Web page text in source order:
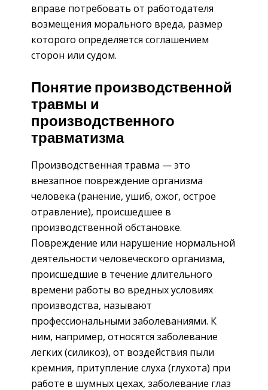
вправе потребовать от работодателя
возмещения морального вреда, размер
которого определяется соглашением
сторон или судом.
Понятие производственной
травмы и
производственного
травматизма
Производственная травма — это
внезапное повреждение организма
человека (ранение, ушиб, ожог, острое
отравление), происшедшее в
производственной обстановке.
Повреждение или нарушение нормальной
деятельности человеческого организма,
происшедшие в течение длительного
времени работы во вредных условиях
производства, называют
профессиональными заболеваниями. К
ним, например, относятся заболевание
легких (силикоз), от воздействия пыли
кремния, притупление слуха (глухота) при
работе в шумных цехах, заболевание глаз